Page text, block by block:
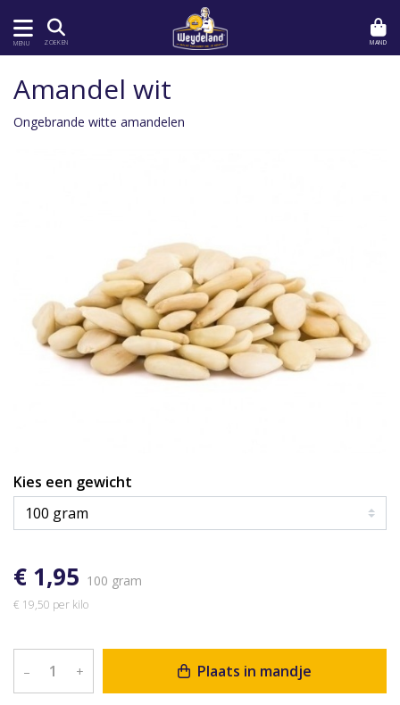
MENU ZOEKEN MAND
Amandel wit
Ongebrande witte amandelen
Kies een gewicht
€ 1,95 100 gram
€ 19,50 per kilo
– + Plaats in mandje